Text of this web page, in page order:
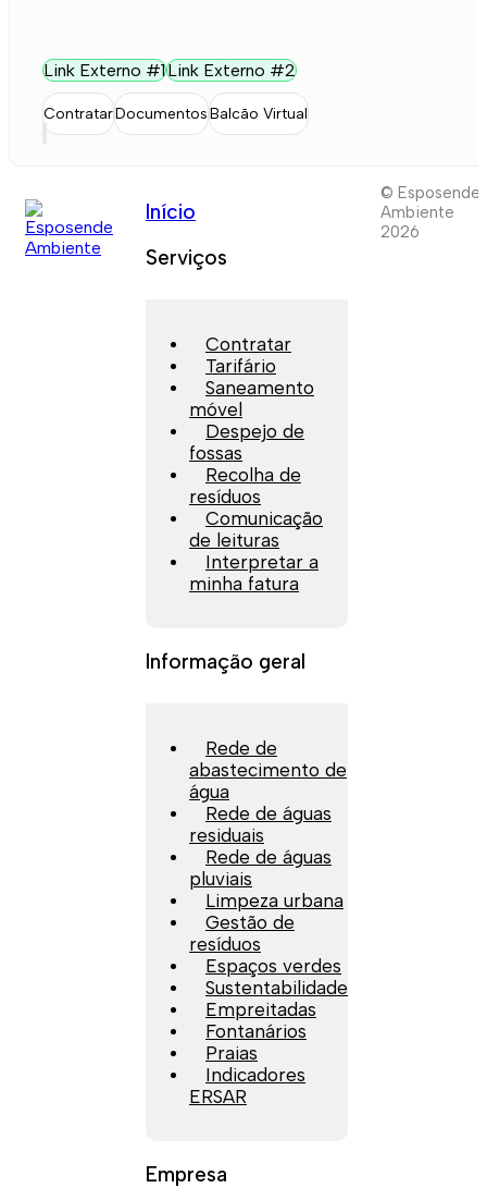
Link Externo #1Link Externo #2
ContratarDocumentosBalcão Virtual
Início
Serviços
Contratar
Tarifário
Saneamento
móvel
Despejo de
fossas
Recolha de
resíduos
Comunicação
de leituras
Interpretar a
minha fatura
Informação geral
Rede de
abastecimento de
água
Rede de águas
residuais
Rede de águas
pluviais
Limpeza urbana
Gestão de
resíduos
Espaços verdes
Sustentabilidade
Empreitadas
Fontanários
Praias
Indicadores
ERSAR
Empresa
© Esposende
Ambiente
2026